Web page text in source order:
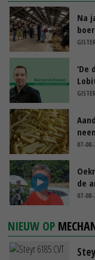
Na
07-
de
07-
NIEUW OP